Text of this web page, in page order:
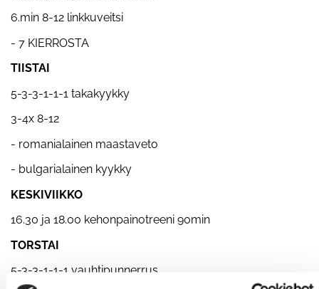
6.min 8-12 linkkuveitsi
- 7 KIERROSTA
TIISTAI
5-3-3-1-1-1 takakyykky
3-4x 8-12
- romanialainen maastaveto
- bulgarialainen kyykky
KESKIVIIKKO
16.30 ja 18.00 kehonpainotreeni 90min
TORSTAI
5-3-3-1-1-1 vauhtipunnerrus